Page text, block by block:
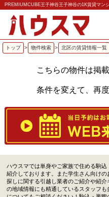
PREMIUMCUBE王子神谷王子神谷の1K賃貸マン
トップ > 物件検索 > 北区の賃貸情報一覧
こちらの物件は掲
条件を変えて、再
ハウスマでは単身やご家族で住める駒
紹介しております。また学生さん向け
探しに関する引越し業者のご紹介や紹
の地域情報にも精通しているスタッフ